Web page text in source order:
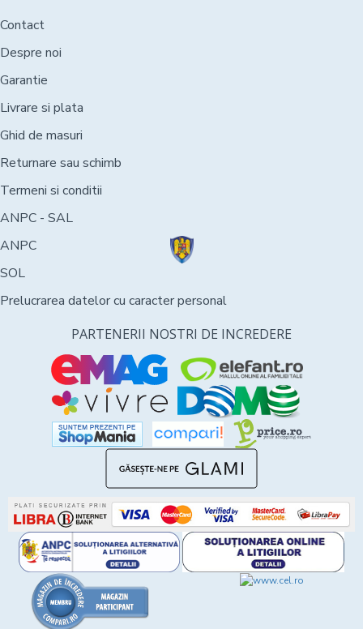
Contact
Despre noi
Garantie
Livrare si plata
Ghid de masuri
Returnare sau schimb
Termeni si conditii
ANPC - SAL
ANPC
SOL
Prelucrarea datelor cu caracter personal
PARTENERII NOSTRI DE INCREDERE